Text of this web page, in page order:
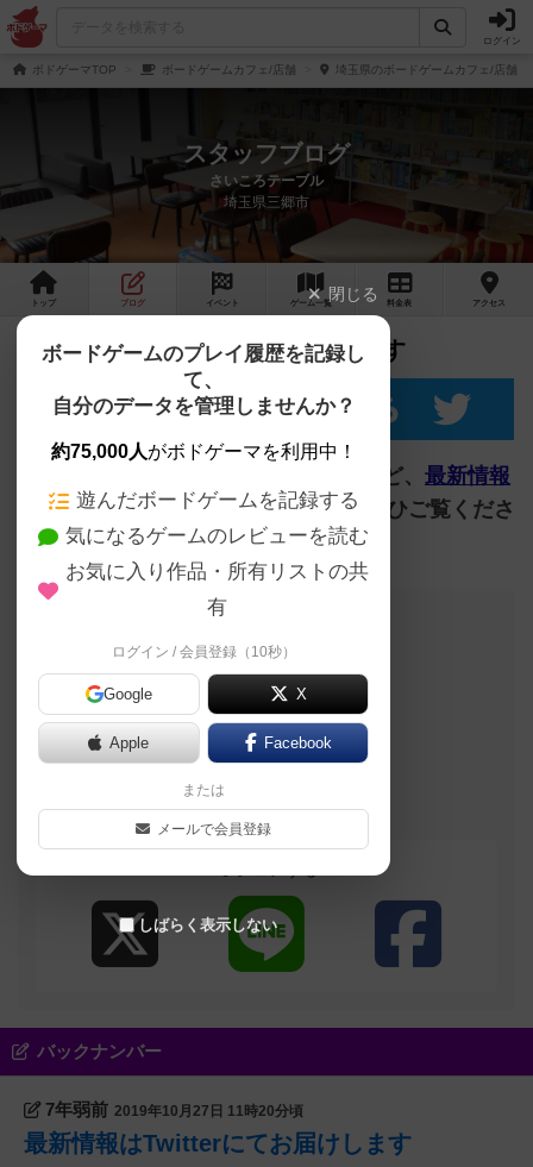
ログイン
ボドゲーマTOP ボードゲームカフェ/店舗 埼玉県のボードゲームカフェ/店舗
スタッフブログ
さいころテーブル
埼玉県三郷市
トップ ブログ イベント ゲーム一覧 料金 表 アクセス
最新情報はTwitterにてお届けします
当店の営業・イベント・ゲーム紹介など、 最新情報
はTwitterからお届けしております。
ぜひご覧くださ
い！
このブログの投稿者
さいころテーブル
ーム
自己紹介文が未設定のユーザーです
バックナンバー
7年弱前 2019年10月27日 11時20分頃
最新情報はTwitterにてお届けします
閉じる
ボードゲームのプレイ履歴を記録し
て、
自分のデータを管理しませんか？
約75,000人がボドゲーマを利用中！
遊んだボードゲームを記録する
気になるゲームのレビューを読む
お気に入り作品・所有リストの共
有
ログイン / 会員登録（10秒）
Google X
Apple Facebook
または
メールで会員登録
しばらく表示しない